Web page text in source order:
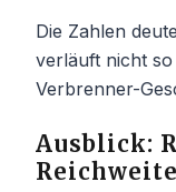
Die Zahlen
verläuft nicht
Verbrenner-
Ausblick: